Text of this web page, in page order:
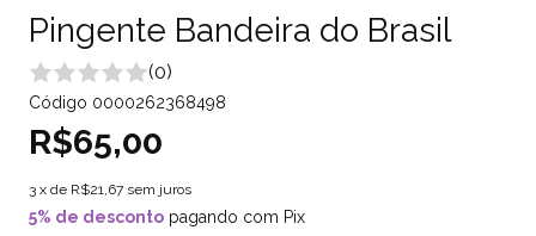
Pingente Bandeira do Brasil
(0)
Código 0000262368498
R$65,00
3 x de R$21,67 sem juros
5% de desconto pagando com Pix